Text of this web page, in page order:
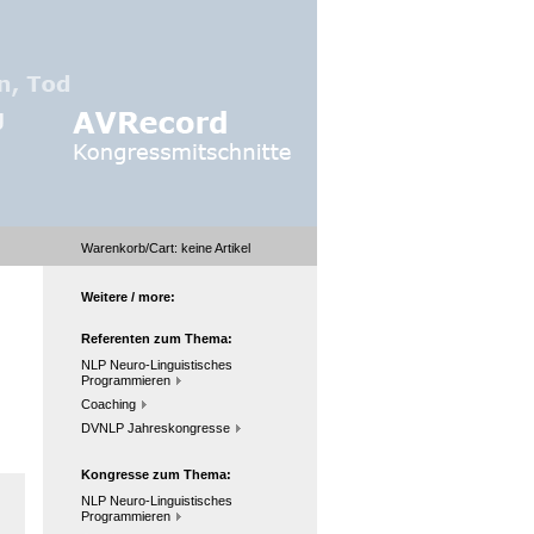
Warenkorb/Cart: keineArtikel
Weitere / more:
Referenten zum Thema:
NLP Neuro-Linguistisches
Programmieren
Coaching
DVNLP Jahreskongresse
Kongresse zum Thema:
NLP Neuro-Linguistisches
Programmieren